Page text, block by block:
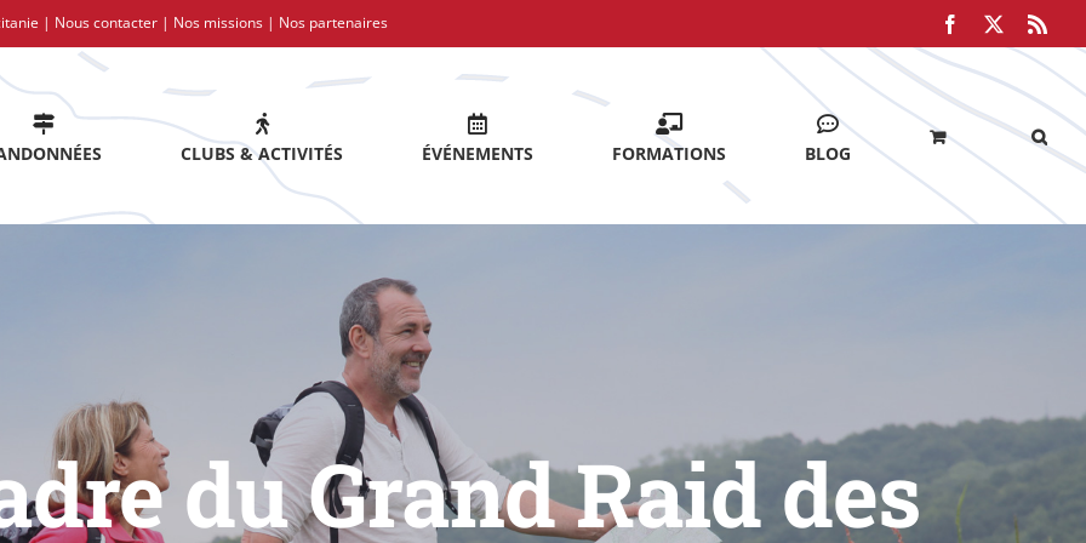
| Nous contacter | Nos missions | Nos partenaires Facebook
CLUBS & ACTIVITÉS ÉVÉNEMENTS FORMATIONS BLOG
du Grand Raid des